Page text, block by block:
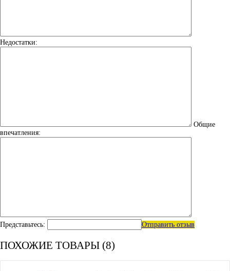
Недостатки:
Общие
впечатления:
Представьтесь: Отправить отзыв
ПОХОЖИЕ ТОВАРЫ (8)